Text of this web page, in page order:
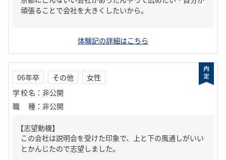
頑張ることで会社を大きくしたいから。
体験記の詳細はこちら
06年卒 その他
女性
学校名 ： 非公開
職種 ： 非公開
【志望動機】
この会社は説明会を受けた印象で、上と下の風通しがいい
とかんじたので志望しました。